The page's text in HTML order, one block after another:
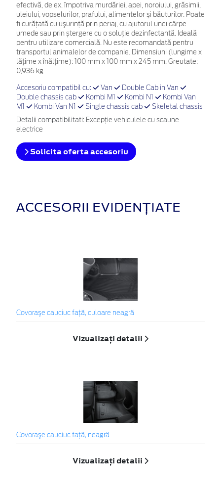
efectivă, de ex. împotriva murdăriei, apei, noroiului, grăsimii,
uleiului, vopselurilor, prafului, alimentelor şi băuturilor. Poate
fi curăţată cu uşurinţă prin periaj, cu ajutorul unei cârpe
umede sau prin ștergere cu o soluție dezinfectantă. Ideală
pentru utilizare comercială. Nu este recomandată pentru
transportul animalelor de companie. Dimensiuni (lungime x
lăţime x înălţime): 100 mm x 100 mm x 245 mm. Greutate:
0,936 kg
Accesoriu compatibil cu: Van
Double Cab in Van
Double chassis cab
Kombi M1 Kombi N1
Kombi Van
M1
Kombi Van N1 Single chassis cab Skeletal chassis
Detalii compatibilitati: Excepție vehiculele cu scaune
electrice
Solicita oferta accesoriu
ACCESORII EVIDENȚIATE
Covoraşe cauciuc faţă, culoare neagră
Vizualizați detalii
Covoraşe cauciuc faţă, neagră
Vizualizați detalii